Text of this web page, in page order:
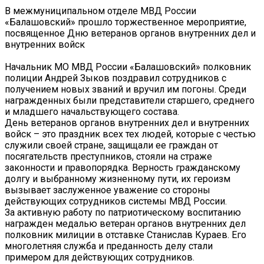
В межмуниципальном отделе МВД России
«Балашовский» прошло торжественное мероприятие,
посвященное Дню ветеранов органов внутренних дел и
внутренних войск
Начальник МО МВД России «Балашовский» полковник
полиции Андрей Зыков поздравил сотрудников с
получением новых званий и вручил им погоны. Среди
награжденных были представители старшего, среднего
и младшего начальствующего состава.
День ветеранов органов внутренних дел и внутренних
войск – это праздник всех тех людей, которые с честью
служили своей стране, защищали ее граждан от
посягательств преступников, стояли на страже
законности и правопорядка. Верность гражданскому
долгу и выбранному жизненному пути, их героизм
вызывает заслуженное уважение со стороны
действующих сотрудников системы МВД России.
За активную работу по патриотическому воспитанию
награжден медалью ветеран органов внутренних дел
полковник милиции в отставке Станислав Кураев. Его
многолетняя служба и преданность делу стали
примером для действующих сотрудников.